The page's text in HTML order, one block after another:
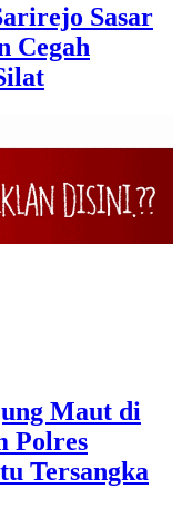
Sasar
Cegah
Maut di
Polres
Tersangka